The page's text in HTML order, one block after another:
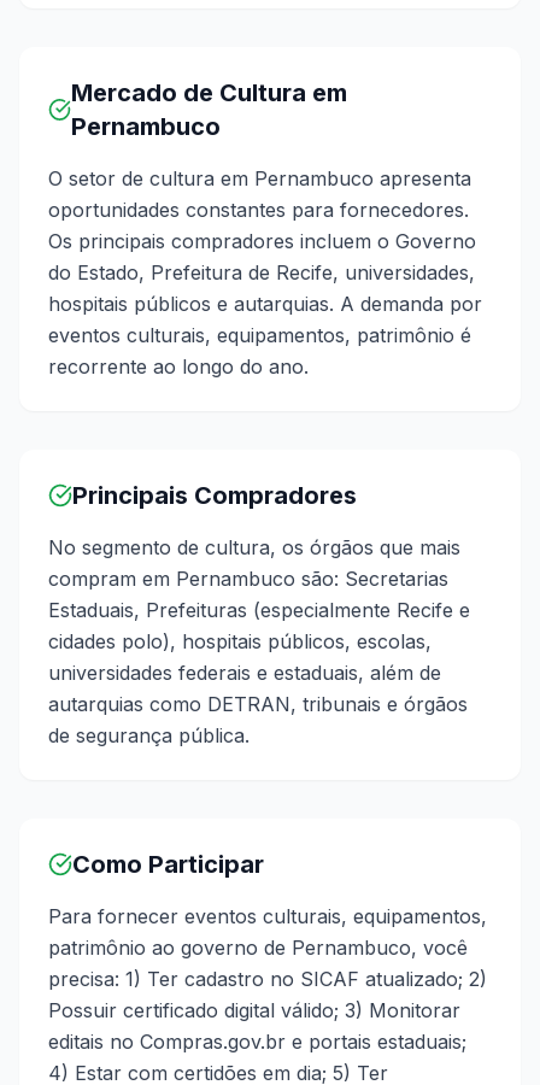
Mercado de Cultura em
Pernambuco
O setor de cultura em Pernambuco apresenta
oportunidades constantes para fornecedores.
Os principais compradores incluem o Governo
do Estado, Prefeitura de Recife, universidades,
hospitais públicos e autarquias. A demanda por
eventos culturais, equipamentos, patrimônio é
recorrente ao longo do ano.
Principais Compradores
No segmento de cultura, os órgãos que mais
compram em Pernambuco são: Secretarias
Estaduais, Prefeituras (especialmente Recife e
cidades polo), hospitais públicos, escolas,
universidades federais e estaduais, além de
autarquias como DETRAN, tribunais e órgãos
de segurança pública.
Como Participar
Para fornecer eventos culturais, equipamentos,
patrimônio ao governo de Pernambuco, você
precisa: 1) Ter cadastro no SICAF atualizado; 2)
Possuir certificado digital válido; 3) Monitorar
editais no Compras.gov.br e portais estaduais;
4) Estar com certidões em dia; 5) Ter